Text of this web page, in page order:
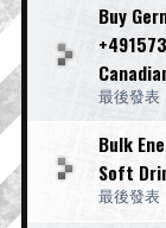
Buy
最後發表
Bulk
Soft
最後發表